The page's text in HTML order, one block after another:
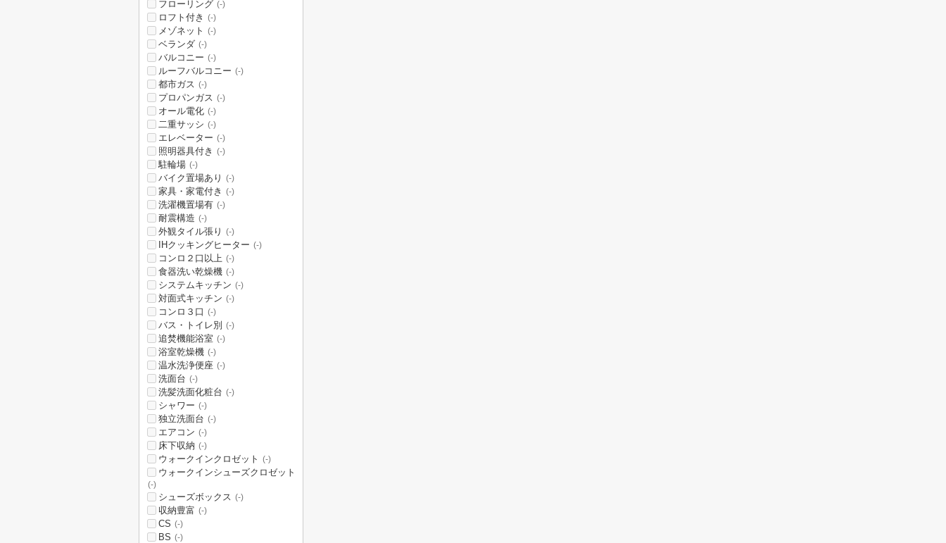
フローリング (-)
ロフト付き (-)
メゾネット (-)
ベランダ (-)
バルコニー (-)
ルーフバルコニー (-)
都市ガス (-)
プロパンガス (-)
オール電化 (-)
二重サッシ (-)
エレベーター (-)
照明器具付き (-)
駐輪場 (-)
バイク置場あり (-)
家具・家電付き (-)
洗濯機置場有 (-)
耐震構造 (-)
外観タイル張り (-)
IHクッキングヒーター (-)
コンロ２口以上 (-)
食器洗い乾燥機 (-)
システムキッチン (-)
対面式キッチン (-)
コンロ３口 (-)
バス・トイレ別 (-)
追焚機能浴室 (-)
浴室乾燥機 (-)
温水洗浄便座 (-)
洗面台 (-)
洗髪洗面化粧台 (-)
シャワー (-)
独立洗面台 (-)
エアコン (-)
床下収納 (-)
ウォークインクロゼット (-)
ウォークインシューズクロゼット
(-)
シューズボックス (-)
収納豊富 (-)
CS (-)
BS (-)